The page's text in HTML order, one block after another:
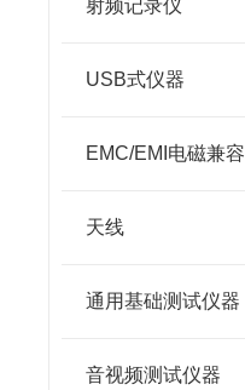
射频记录仪
USB式仪器
EMC/EMI电磁兼容
天线
通用基础测试仪器
音视频测试仪器